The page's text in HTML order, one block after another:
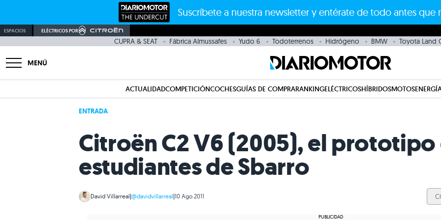
Suscríbete a nuestra newsletter y entérate de todo antes que
ESPACIOS ELÉCTRICOS POR
CUPRA & SEAT Fábrica Almussafes Yudo 6 Todoterrenos Hidrógeno BMW Toyota Land
MENÚ
ACTUALIDADCOMPETICIÓNCOCHESGUÍAS DE COMPRARANKINGELÉCTRICOSHÍBRIDOSMOTOS
ENTRADA
Citroën C2 V6 (2005), el prototipo
estudiantes de Sbarro
David Villarreal|@davidvillarreal|10 Ago 2011